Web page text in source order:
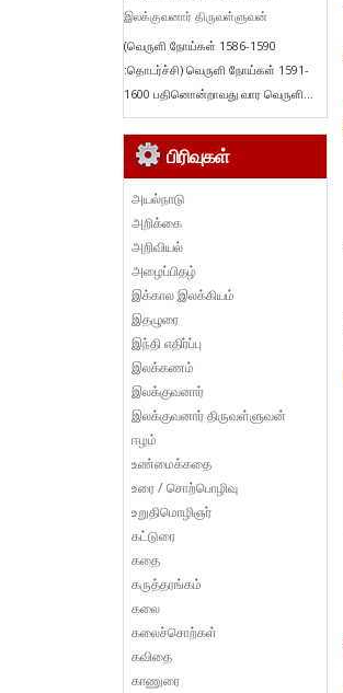
இலக்குவனார் திருவள்ளுவன்
(வெருளி நோய்கள் 1586-1590
:தொடர்ச்சி) வெருளி நோய்கள் 1591-
1600 பதினொன்றாவது வார வெருளி...
பிரிவுகள்
அயல்நாடு
அறிக்கை
அறிவியல்
அழைப்பிதழ்
இக்கால இலக்கியம்
இதழுரை
இந்தி எதிர்ப்பு
இலக்கணம்
இலக்குவனார்
இலக்குவனார் திருவள்ளுவன்
ஈழம்
உண்மைக்கதை
உரை / சொற்பொழிவு
உறுதிமொழிஞர்
கட்டுரை
கதை
கருத்தரங்கம்
கலை
கலைச்சொற்கள்
கவிதை
காணுரை